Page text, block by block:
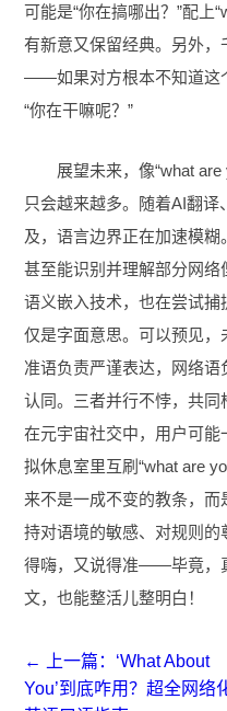
可能是“你在搞哪出？”配上
有新意又保留经典。另外
——如果对方根本不知道这
“你在干嘛呢？”
展望未来，像“what
只会越来越多。随着AI翻
及，语言边界正在加速模糊
甚至能识别并理解部分网
语义嵌入技术，也在尝试捕
仅是字面意思。可以预见
准语负责严谨表达，网络
认同。三者并行不悖，共
在元宇宙社交中，用户可
拟休息室里互刷“what are
来不是一成不变的教条，
持对语境的敏感、对规则
得嗨，又说得准——毕竟，
文，也能整活儿整明白！
← 上一篇：‘What About
You’到底咋用？超全网络